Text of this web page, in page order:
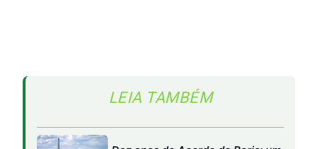
em cenário tenso